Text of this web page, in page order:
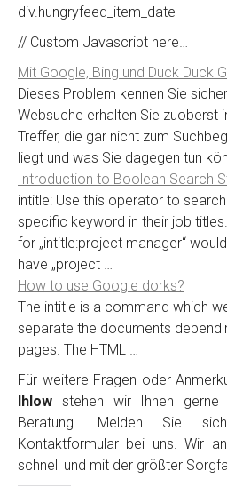
div.hungryfeed_item_date
// Custom Javascript here…
Mit Google, Bing und Duck Duck
Dieses Problem kennen Sie
Websuche erhalten Sie zuoberst
Treffer, die gar nicht zum
liegt und was Sie dagegen tun
Introduction to Boolean Search
intitle: Use this operator to
specific keyword in their job
for „intitle:project manager“
have „project …
How to use Google dorks?
The intitle is a command which
separate the documents
pages. The HTML …
Für weitere Fragen oder
Ihlow stehen wir Ihnen
Beratung. Melden Sie
Kontaktformular bei uns. Wir
schnell und mit der größter